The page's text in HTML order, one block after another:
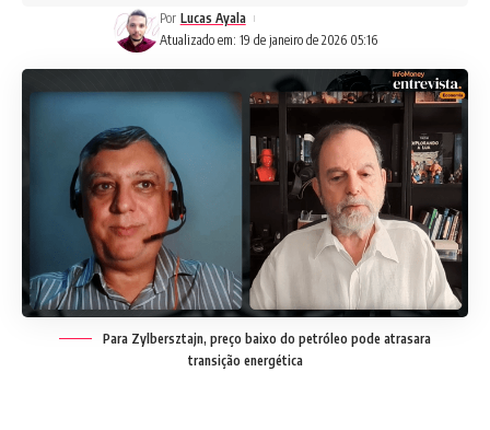
Atualizado em: 19 de janeiro de 2026 05:16
Por Lucas Ayala
Para Zylbersztajn, preço baixo do petróleo pode atrasara
transição energética